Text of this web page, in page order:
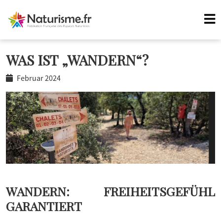
WAS IST „WANDERN“?
Februar 2024
WANDERN: FREIHEITSGEFÜHL
GARANTIERT